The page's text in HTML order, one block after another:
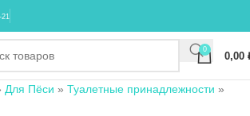
21
0
0,00
Для Пёси » Туалетные принадлежности »